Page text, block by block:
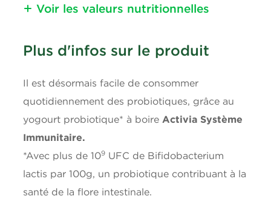
Voir les valeurs nutritionnelles
Lipides 1.5g
Gras trans 0.1g
Glucides
Plus d'infos sur le produit
Il est désormais facile de consommer
quotidiennement des probiotiques, grâce au
yogourt probiotique* à boire Activia Système
Immunitaire.
*Avec plus de 109 UFC de Bifidobacterium
lactis par 100g, un probiotique contribuant à la
santé de la flore intestinale.